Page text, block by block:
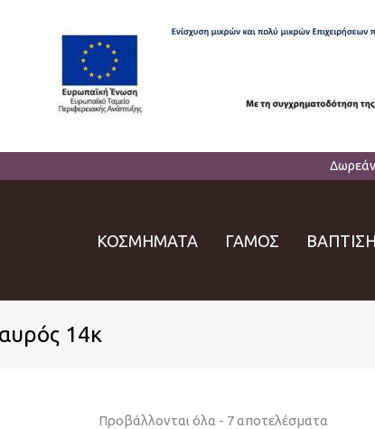
Δωρεάν
ΚΟΣΜΗΜΑΤΑ ΓΑΜΟΣ ΒΑΠΤΙΣΗ
14κ
Προβάλλονται όλα - 7 αποτελέσματα